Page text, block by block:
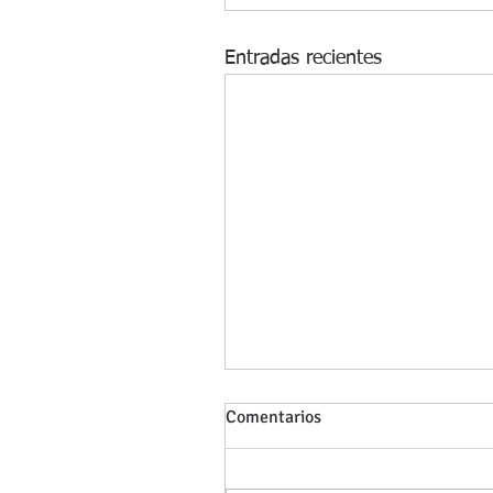
Entradas recientes
Comentarios